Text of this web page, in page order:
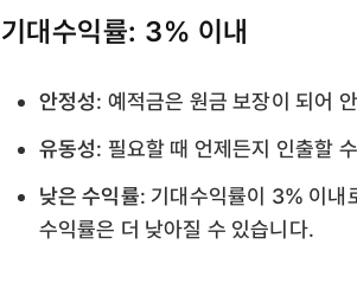
기대수익률: 3% 이내
안정성: 예적금은 원금 보장이 되어
유동성: 필요할 때 언제든지 인출할
낮은 수익률: 기대수익률이 3% 이내
수익률은 더 낮아질 수 있습니다.